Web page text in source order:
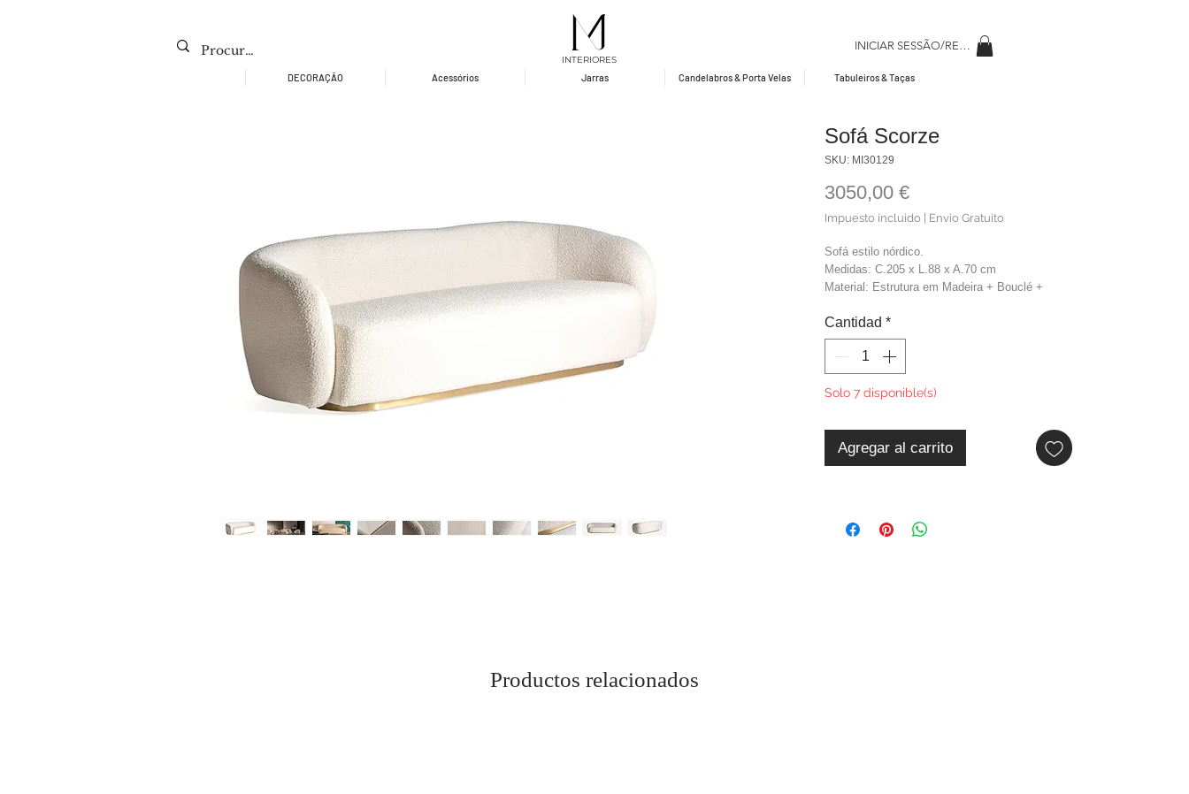
INTERIORES
INICIAR SESSÃO/REGISAR
DECORAÇÃO Acessórios Jarras Candelabros & Porta Velas Tabuleiros & Taças
Sofá Scorze
SKU: MI30129
3050,00 €Precio
Impuesto incluido Envio Gratuito
Sofá estilo nórdico.
Medidas: C.205 x L.88 x A.70 cm
Material: Estrutura em Madeira + Bouclé +
Cor: Off White + Dourado
Peso: 49 kg
Cantidad *
Solo 7 disponible(s)
Agregar al carrito
Productos relacionados